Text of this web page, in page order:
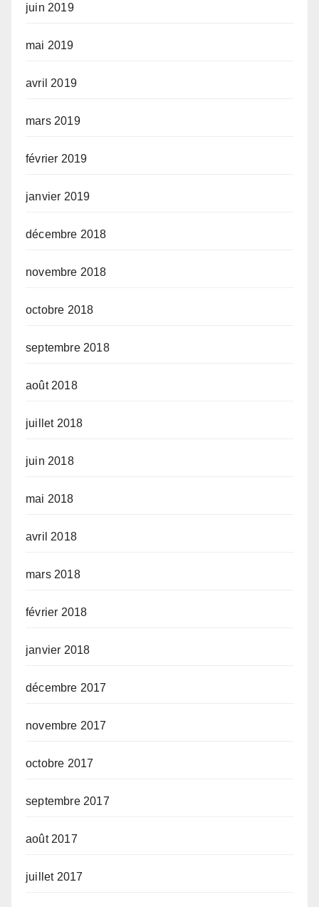
juin 2019
mai 2019
avril 2019
mars 2019
février 2019
janvier 2019
décembre 2018
novembre 2018
octobre 2018
septembre 2018
août 2018
juillet 2018
juin 2018
mai 2018
avril 2018
mars 2018
février 2018
janvier 2018
décembre 2017
novembre 2017
octobre 2017
septembre 2017
août 2017
juillet 2017